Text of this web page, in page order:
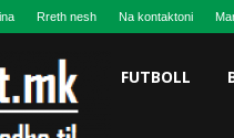
Rreth nesh Na kontaktoni
FUTBOLL